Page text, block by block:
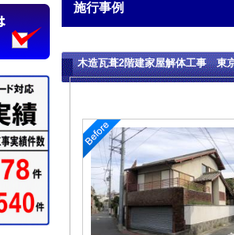
施行事例
木造瓦葺2階建家屋解体工事 東